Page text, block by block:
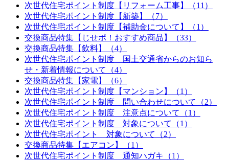
次世代住宅ポイント制度【リフォーム工事】（11）
次世代住宅ポイント制度【新築】（7）
次世代住宅ポイント制度【補助金について】（1）
交換商品特集【じせポ！おすすめ商品】（33）
交換商品特集【飲料】（4）
次世代住宅ポイント制度 国土交通省からのお知ら
せ・新着情報について（4）
交換商品特集【家電】（6）
次世代住宅ポイント制度【マンション】（1）
次世代住宅ポイント制度 問い合わせについて（2）
次世代住宅ポイント制度 注意点について（1）
次世代住宅ポイント制度 対象について（1）
次世代住宅ポイント 対象について（2）
交換商品特集【エアコン】（1）
次世代住宅ポイント制度 通知ハガキ（1）